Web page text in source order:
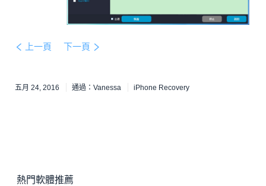
上一頁 下一頁
五月 24, 2016 通過： Vanessa iPhone Recovery
熱門軟體推薦